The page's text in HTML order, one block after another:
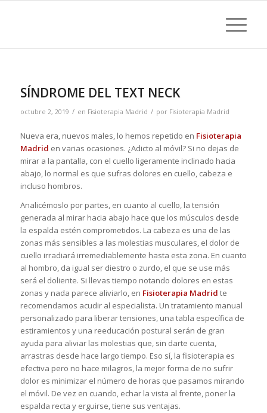
SÍNDROME DEL TEXT NECK
octubre 2, 2019 / en Fisioterapia Madrid / por Fisioterapia Madrid
Nueva era, nuevos males, lo hemos repetido en Fisioterapia
Madrid en varias ocasiones. ¿Adicto al móvil? Si no dejas de
mirar a la pantalla, con el cuello ligeramente inclinado hacia
abajo, lo normal es que sufras dolores en cuello, cabeza e
incluso hombros.
Analicémoslo por partes, en cuanto al cuello, la tensión
generada al mirar hacia abajo hace que los músculos desde
la espalda estén comprometidos. La cabeza es una de las
zonas más sensibles a las molestias musculares, el dolor de
cuello irradiará irremediablemente hasta esta zona. En cuanto
al hombro, da igual ser diestro o zurdo, el que se use más
será el doliente. Si llevas tiempo notando dolores en estas
zonas y nada parece aliviarlo, en Fisioterapia Madrid te
recomendamos acudir al especialista. Un tratamiento manual
personalizado para liberar tensiones, una tabla específica de
estiramientos y una reeducación postural serán de gran
ayuda para aliviar las molestias que, sin darte cuenta,
arrastras desde hace largo tiempo. Eso sí, la fisioterapia es
efectiva pero no hace milagros, la mejor forma de no sufrir
dolor es minimizar el número de horas que pasamos mirando
el móvil. De vez en cuando, echar la vista al frente, poner la
espalda recta y erguirse, tiene sus ventajas.